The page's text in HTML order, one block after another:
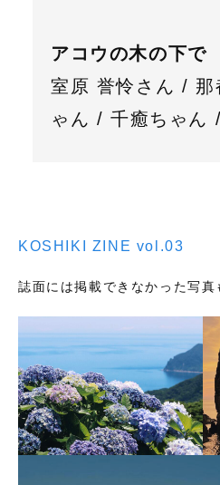
アコウの木の下で
室原 誉怜さん / 那
ゃん / 千癒ちゃん
KOSHIKI ZINE vol.03
誌面には掲載できなかった写真